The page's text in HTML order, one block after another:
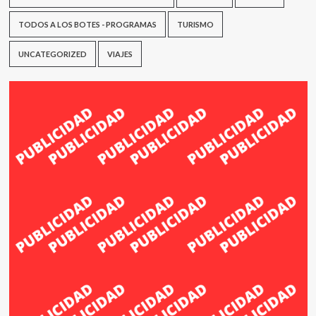
TODOS A LOS BOTES - PROGRAMAS TURISMO
UNCATEGORIZED VIAJES